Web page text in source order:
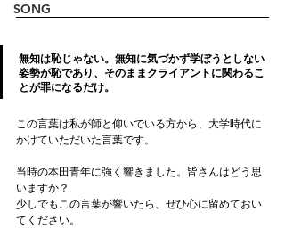
SONG
無知は恥じゃない。無知に気づかず学ぼうとしない
姿勢が恥であり、そのままクライアントに関わるこ
とが罪になるだけ。
この言葉は私が師と仰いでいる方から、大学時代に
かけていただいた言葉です。
当時の本田青年に強く響きました。皆さんはどう思
いますか？
少しでもこの言葉が響いたら、ぜひ心に留めておい
てください。